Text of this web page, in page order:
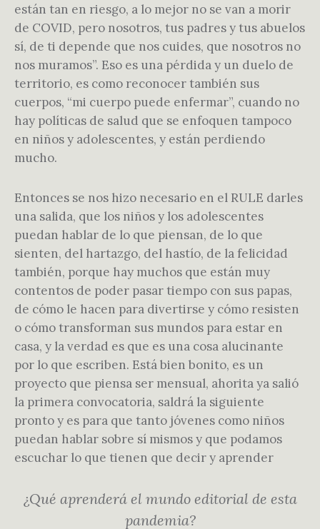
están tan en riesgo, a lo mejor no se van a morir
de COVID, pero nosotros, tus padres y tus abuelos
sí, de ti depende que nos cuides, que nosotros no
nos muramos”. Eso es una pérdida y un duelo de
territorio, es como reconocer también sus
cuerpos, “mi cuerpo puede enfermar”, cuando no
hay políticas de salud que se enfoquen tampoco
en niños y adolescentes, y están perdiendo
mucho.
Entonces se nos hizo necesario en el RULE darles
una salida, que los niños y los adolescentes
puedan hablar de lo que piensan, de lo que
sienten, del hartazgo, del hastío, de la felicidad
también, porque hay muchos que están muy
contentos de poder pasar tiempo con sus papas,
de cómo le hacen para divertirse y cómo resisten
o cómo transforman sus mundos para estar en
casa, y la verdad es que es una cosa alucinante
por lo que escriben. Está bien bonito, es un
proyecto que piensa ser mensual, ahorita ya salió
la primera convocatoria, saldrá la siguiente
pronto y es para que tanto jóvenes como niños
puedan hablar sobre sí mismos y que podamos
escuchar lo que tienen que decir y aprender
¿Qué aprenderá el mundo editorial de esta
pandemia?